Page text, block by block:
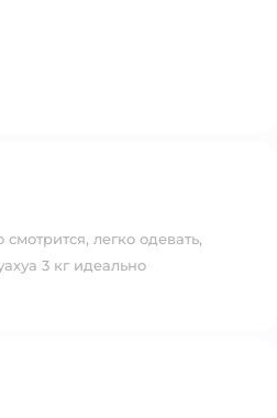
легко одевать,
3 кг идеально